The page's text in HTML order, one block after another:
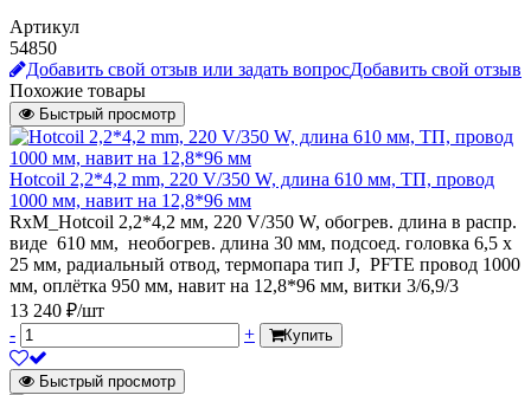
Артикул
54850
Добавить свой отзыв или задать вопросДобавить свой отзыв
Похожие товары
Быстрый просмотр
Hotcoil 2,2*4,2 mm, 220 V/350 W, длина 610 мм, ТП, провод
1000 мм, навит на 12,8*96 мм
RxM_Hotcoil 2,2*4,2 мм, 220 V/350 W, обогрев. длина в распр.
виде 610 мм, необогрев. длина 30 мм, подсоед. головка 6,5 х
25 мм, радиальный отвод, термопара тип J, PFTE провод 1000
мм, оплётка 950 мм, навит на 12,8*96 мм, витки 3/6,9/3
13 240 ₽/шт
-
+ Купить
Быстрый просмотр